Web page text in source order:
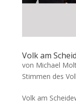
Volk am
von Michael
Stimmen des
Volk am